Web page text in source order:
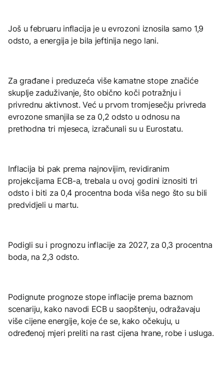
Još u februaru inflacija je u evrozoni iznosila samo 1,9
odsto, a energija je bila jeftinija nego lani.
Za građane i preduzeća više kamatne stope značiće
skuplje zaduživanje, što obično koči potražnju i
privrednu aktivnost. Već u prvom tromjesečju privreda
evrozone smanjila se za 0,2 odsto u odnosu na
prethodna tri mjeseca, izračunali su u Eurostatu.
Inflacija bi pak prema najnovijim, revidiranim
projekcijama ECB-a, trebala u ovoj godini iznositi tri
odsto i biti za 0,4 procentna boda viša nego što su bili
predvidjeli u martu.
Podigli su i prognozu inflacije za 2027, za 0,3 procentna
boda, na 2,3 odsto.
Podignute prognoze stope inflacije prema baznom
scenariju, kako navodi ECB u saopštenju, odražavaju
više cijene energije, koje će se, kako očekuju, u
određenoj mjeri preliti na rast cijena hrane, robe i usluga.